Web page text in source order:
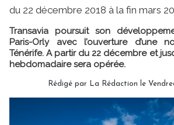
du 22 décembre 2018 à la fin mars
Transavia poursuit son
Paris-Orly avec l’ouverture d’une
Ténérife. A partir du 22 décembre et
hebdomadaire sera opérée.
Rédigé par La Rédaction le